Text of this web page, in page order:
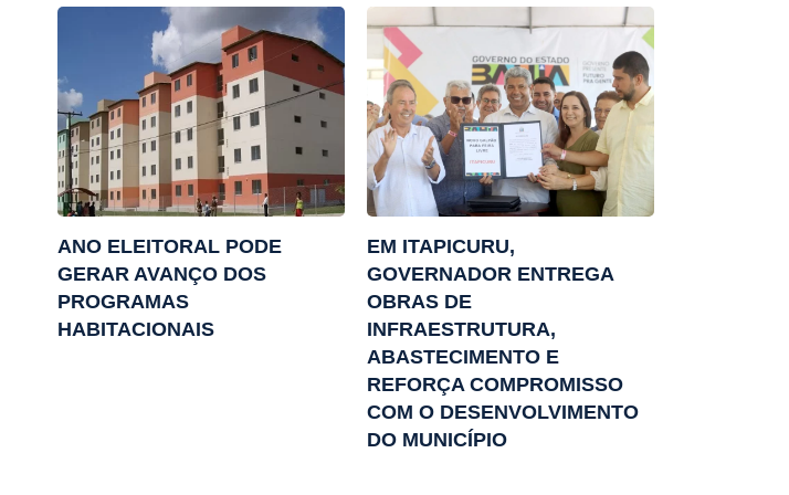
ANO ELEITORAL PODE
GERAR AVANÇO DOS
PROGRAMAS
HABITACIONAIS
EM ITAPICURU,
GOVERNADOR ENTREGA
OBRAS DE
INFRAESTRUTURA,
ABASTECIMENTO E
REFORÇA COMPROMISSO
COM O DESENVOLVIMENTO
DO MUNICÍPIO